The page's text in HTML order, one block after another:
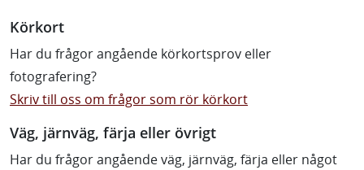
Körkort
Har du frågor angående körkortsprov eller
fotografering?
Skriv till oss om frågor som rör körkort
Väg, järnväg, färja eller övrigt
Har du frågor angående väg, järnväg, färja eller något